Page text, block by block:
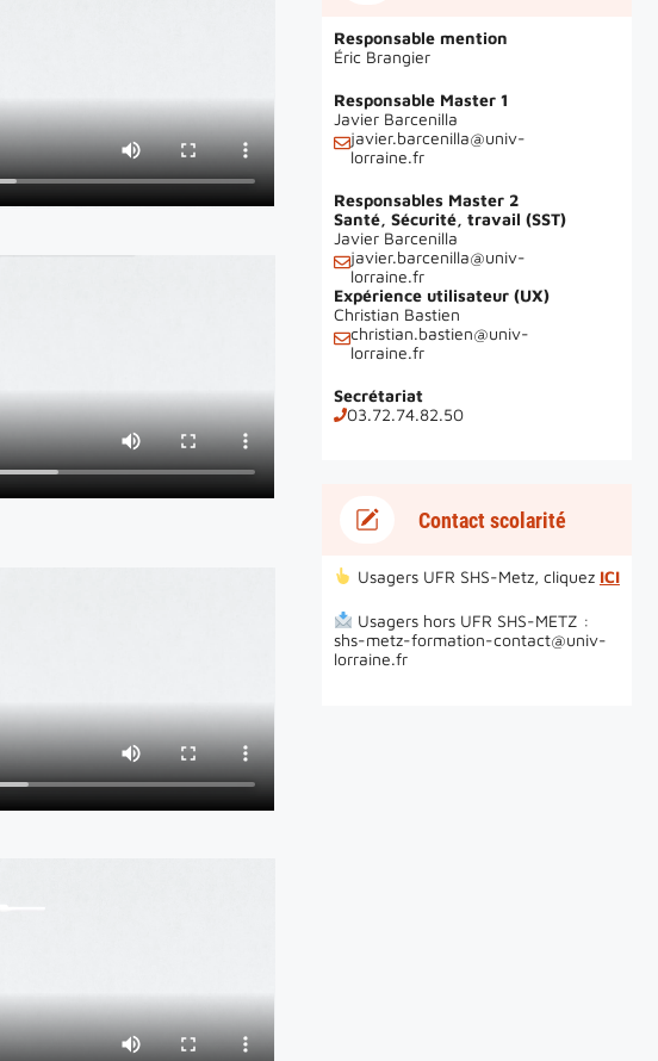
Responsable mention
Éric Brangier
Responsable Master 1
Javier Barcenilla
javier.barcenilla@univ-
lorraine.fr
Responsables Master 2
Santé, Sécurité, travail (SST)
Javier Barcenilla
javier.barcenilla@univ-
lorraine.fr
Expérience utilisateur (UX)
Christian Bastien
christian.bastien@univ-
lorraine.fr
Secrétariat
03.72.74.82.50
Contact scolarité
Usagers UFR SHS-Metz, cliquez ICI
Usagers hors UFR SHS-METZ :
shs-metz-formation-contact@univ-
lorraine.fr